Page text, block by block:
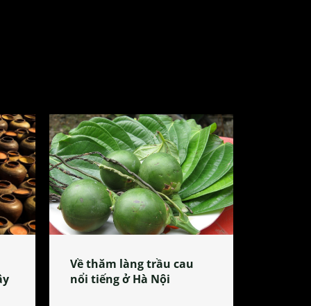
Về thăm làng trầu cau
nổi tiếng ở Hà Nội